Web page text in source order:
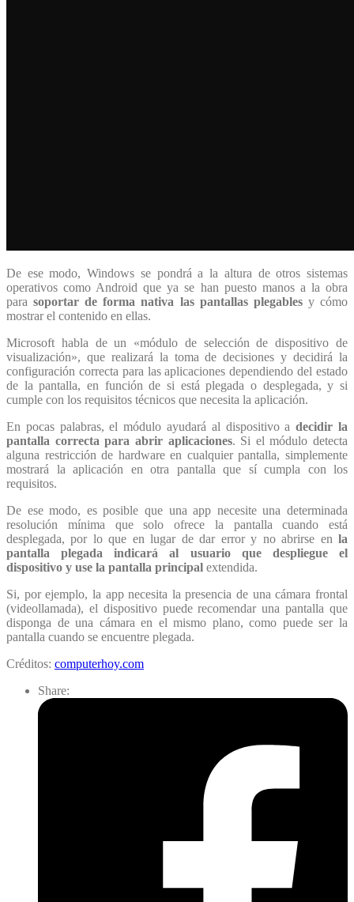
De ese modo, Windows se pondrá a la altura de otros sistemas
operativos como Android que ya se han puesto manos a la obra
parasoportar de forma nativa las pantallas plegables y cómo
mostrar el contenido en ellas.
Microsoft habla de un «módulo de selección de dispositivo de
visualización», que realizará la toma de decisiones y decidirá la
configuración correcta para las aplicaciones dependiendo del estado
de la pantalla, en función de si está plegada o desplegada, y si
cumple con los requisitos técnicos que necesita la aplicación.
En pocas palabras, el módulo ayudará al dispositivo a decidir la
pantalla correcta para abrir aplicaciones. Si el módulo detecta
alguna restricción de hardware en cualquier pantalla, simplemente
mostrará la aplicación en otra pantalla que sí cumpla con los
requisitos.
De ese modo, es posible que una app necesite una determinada
resolución mínima que solo ofrece la pantalla cuando está
desplegada, por lo que en lugar de dar error y no abrirse en la
pantalla plegada indicará al usuario que despliegue el
dispositivo y use la pantalla principal extendida.
Si, por ejemplo, la app necesita la presencia de una cámara frontal
(videollamada), el dispositivo puede recomendar una pantalla que
disponga de una cámara en el mismo plano, como puede ser la
pantalla cuando se encuentre plegada.
Créditos: computerhoy.com
Share: